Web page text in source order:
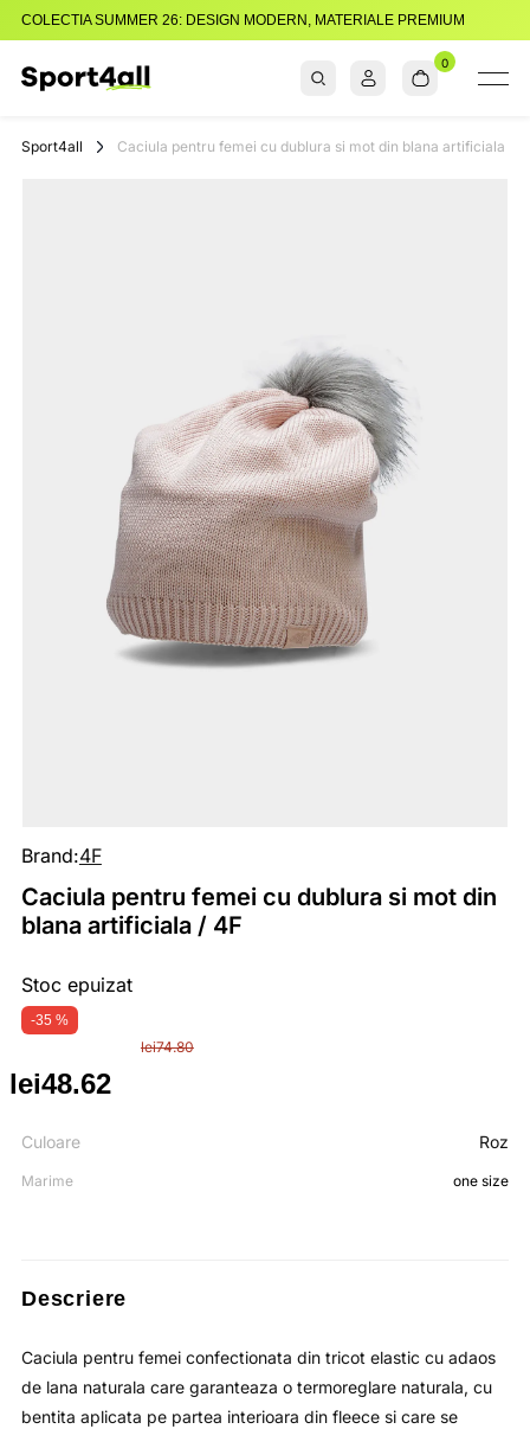
COLECTIA SUMMER 26: DESIGN MODERN, MATERIALE PREMIUM
0
Sport4all Caciula pentru femei cu dublura si mot din blana artificiala /
-35 %
Brand:4F
Caciula pentru femei cu dublura si mot din
blana artificiala / 4F
lei74.80
Prețul
inițial
a
lei74.80.
lei48.62
Prețul
curent
este:
Culoare Roz
Marime one size
Stoc epuizat
Descriere
Caciula pentru femei confectionata din tricot elastic cu adaos
de lana naturala care garanteaza o termoreglare naturala, cu
bentita aplicata pe partea interioara din fleece si care se